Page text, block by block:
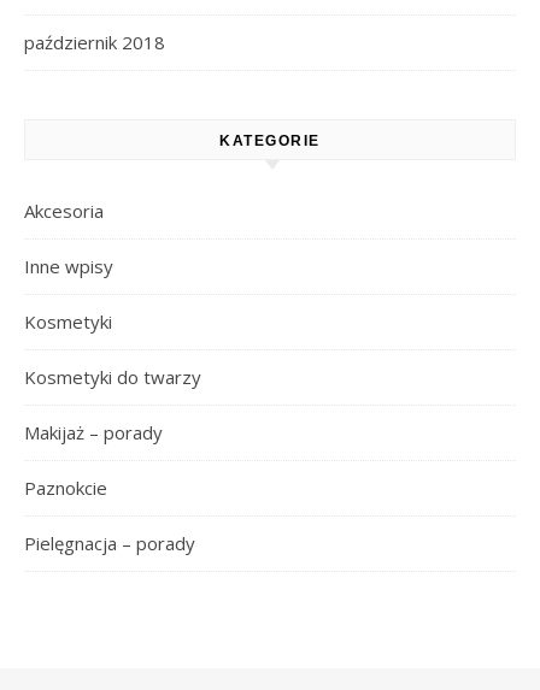
październik 2018
KATEGORIE
Akcesoria
Inne wpisy
Kosmetyki
Kosmetyki do twarzy
Makijaż – porady
Paznokcie
Pielęgnacja – porady